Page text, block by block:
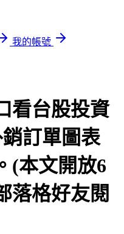
我的帳號
看台股投資
訂單圖表
(本文開放6
落格好友閱